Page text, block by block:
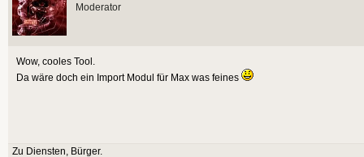
Moderator
Wow, cooles Tool.
Da wäre doch ein Import Modul für Max was feines
Zu Diensten, Bürger.